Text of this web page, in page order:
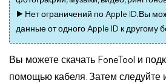
▶ Нет ограничений по Apple ID. Вы
данные от одного Apple ID к другому
Вы можете скачать FoneTool и
помощью кабеля. Затем следуйте